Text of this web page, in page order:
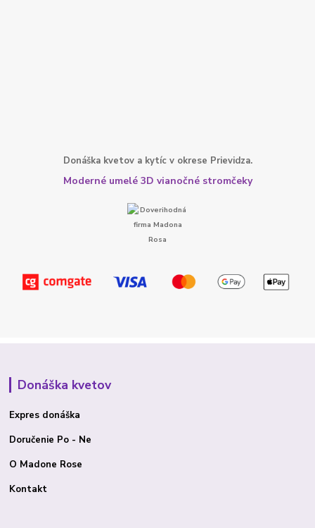
Donáška kvetov a kytíc v okrese Prievidza.
Moderné umelé 3D vianočné stromčeky
Donáška kvetov
Expres donáška
Doručenie Po - Ne
O Madone Rose
Kontakt